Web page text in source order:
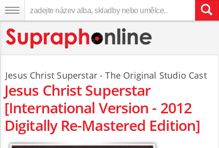
Jesus Christ Superstar - The Original Studio Cast
Jesus Christ Superstar
[International Version - 2012
Digitally Re-Mastered Edition]